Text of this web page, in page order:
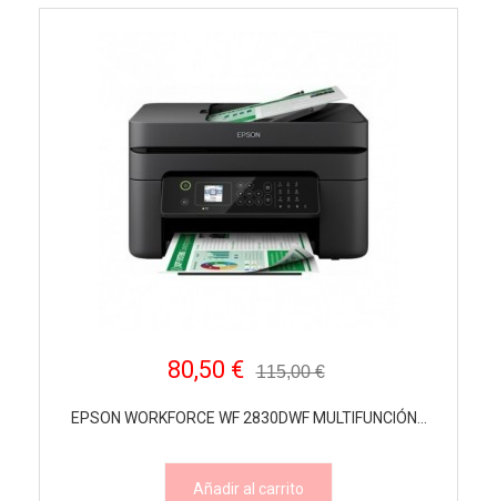
80,50 € 115,00 €
EPSON WORKFORCE WF 2830DWF MULTIFUNCIÓN...
Añadir al carrito